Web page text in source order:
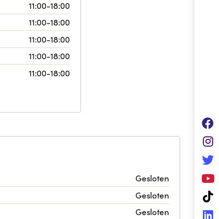
11:00-18:00
11:00-18:00
11:00-18:00
11:00-18:00
11:00-18:00
Gesloten
Gesloten
Gesloten